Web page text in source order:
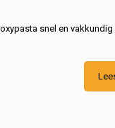
snel en